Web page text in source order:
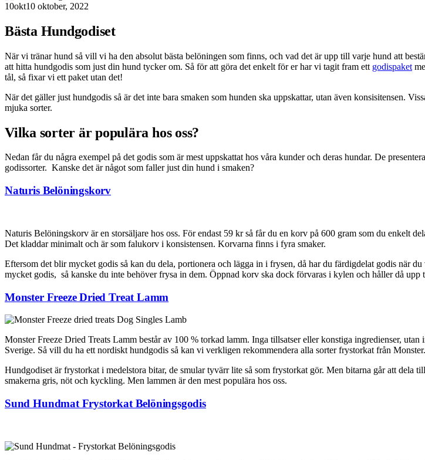
10okt10 oktober, 2022
Bästa Hundgodiset
När vi tränar hund så vill vi ha den absolut bästa belöningen som finns, och vad det är upp till varje hund att
att hitta hundgodis som just din hund tycker om. Så för att göra det enkelt för er har vi tagit fram ett godispaket
tål, så fixar vi ett paket utan det!
När det gäller just hundgodis så är det inte bara smaken som hunden ska uppskattar, utan även konsisitensen.
mjuka sorter.
Vilka sorter är populära hos oss?
Nedan får du några exempel på det godis som är mest uppskattat hos våra kunder och deras hundar. De
godissorter. Kanske det är något som faller just din hund i smaken?
Naturis Belöningskorv
Naturis Belöningskorv är en storsäljare hos oss. För endast 59 kr så får du en korv på 600 gram som du enkelt
Det kladdar minimalt och är som falukorv i konsistensen. Korvarna finns i fyra smaker.
Eftersom det blir mycket godis så kan du dela, portionera och lägga in i frysen, då har du färdigdelat godis när
mycket godis, så kanske du inte behöver frysa in dem. Öppnad korv ska dock förvaras i kylen och håller då
Monster Freeze Dried Treat Lamm
Monster Freeze Dried Treats Lamm består av 100 % torkad lamm. Inga tillsatser eller konstiga ingredienser,
Sverige. Så vill du ha ett nordiskt hundgodis så kan vi verkligen rekommendera alla sorter frystorkat från Monster.
Hundgodiset är frystorkat i medelstora bitar, de smular tyvärr lite så som frystorkat gör. Men bitarna går att
smakerna gris, nöt och kyckling. Men lammen är den mest populära hos oss.
Sund Hundmat Frystorkat Belöningsgodis